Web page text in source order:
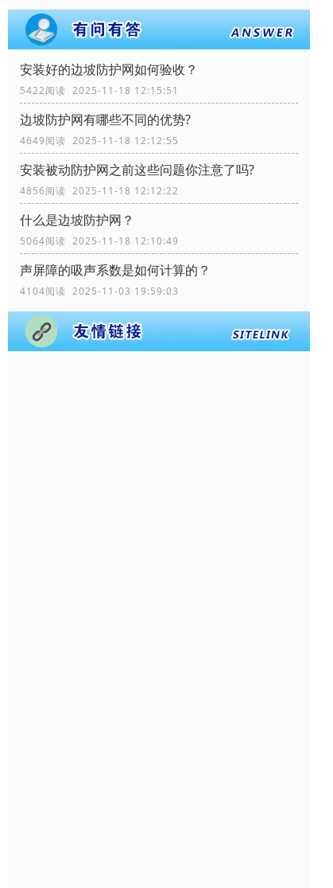
安装好的边坡防护网如何验收？
5422阅读 2025-11-18 12:15:51
边坡防护网有哪些不同的优势?
4649阅读 2025-11-18 12:12:55
安装被动防护网之前这些问题你注意了吗?
4856阅读 2025-11-18 12:12:22
什么是边坡防护网？
5064阅读 2025-11-18 12:10:49
声屏障的吸声系数是如何计算的？
4104阅读 2025-11-03 19:59:03